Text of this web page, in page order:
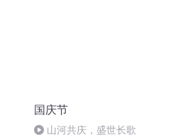
国庆节
山河共庆，盛世长歌